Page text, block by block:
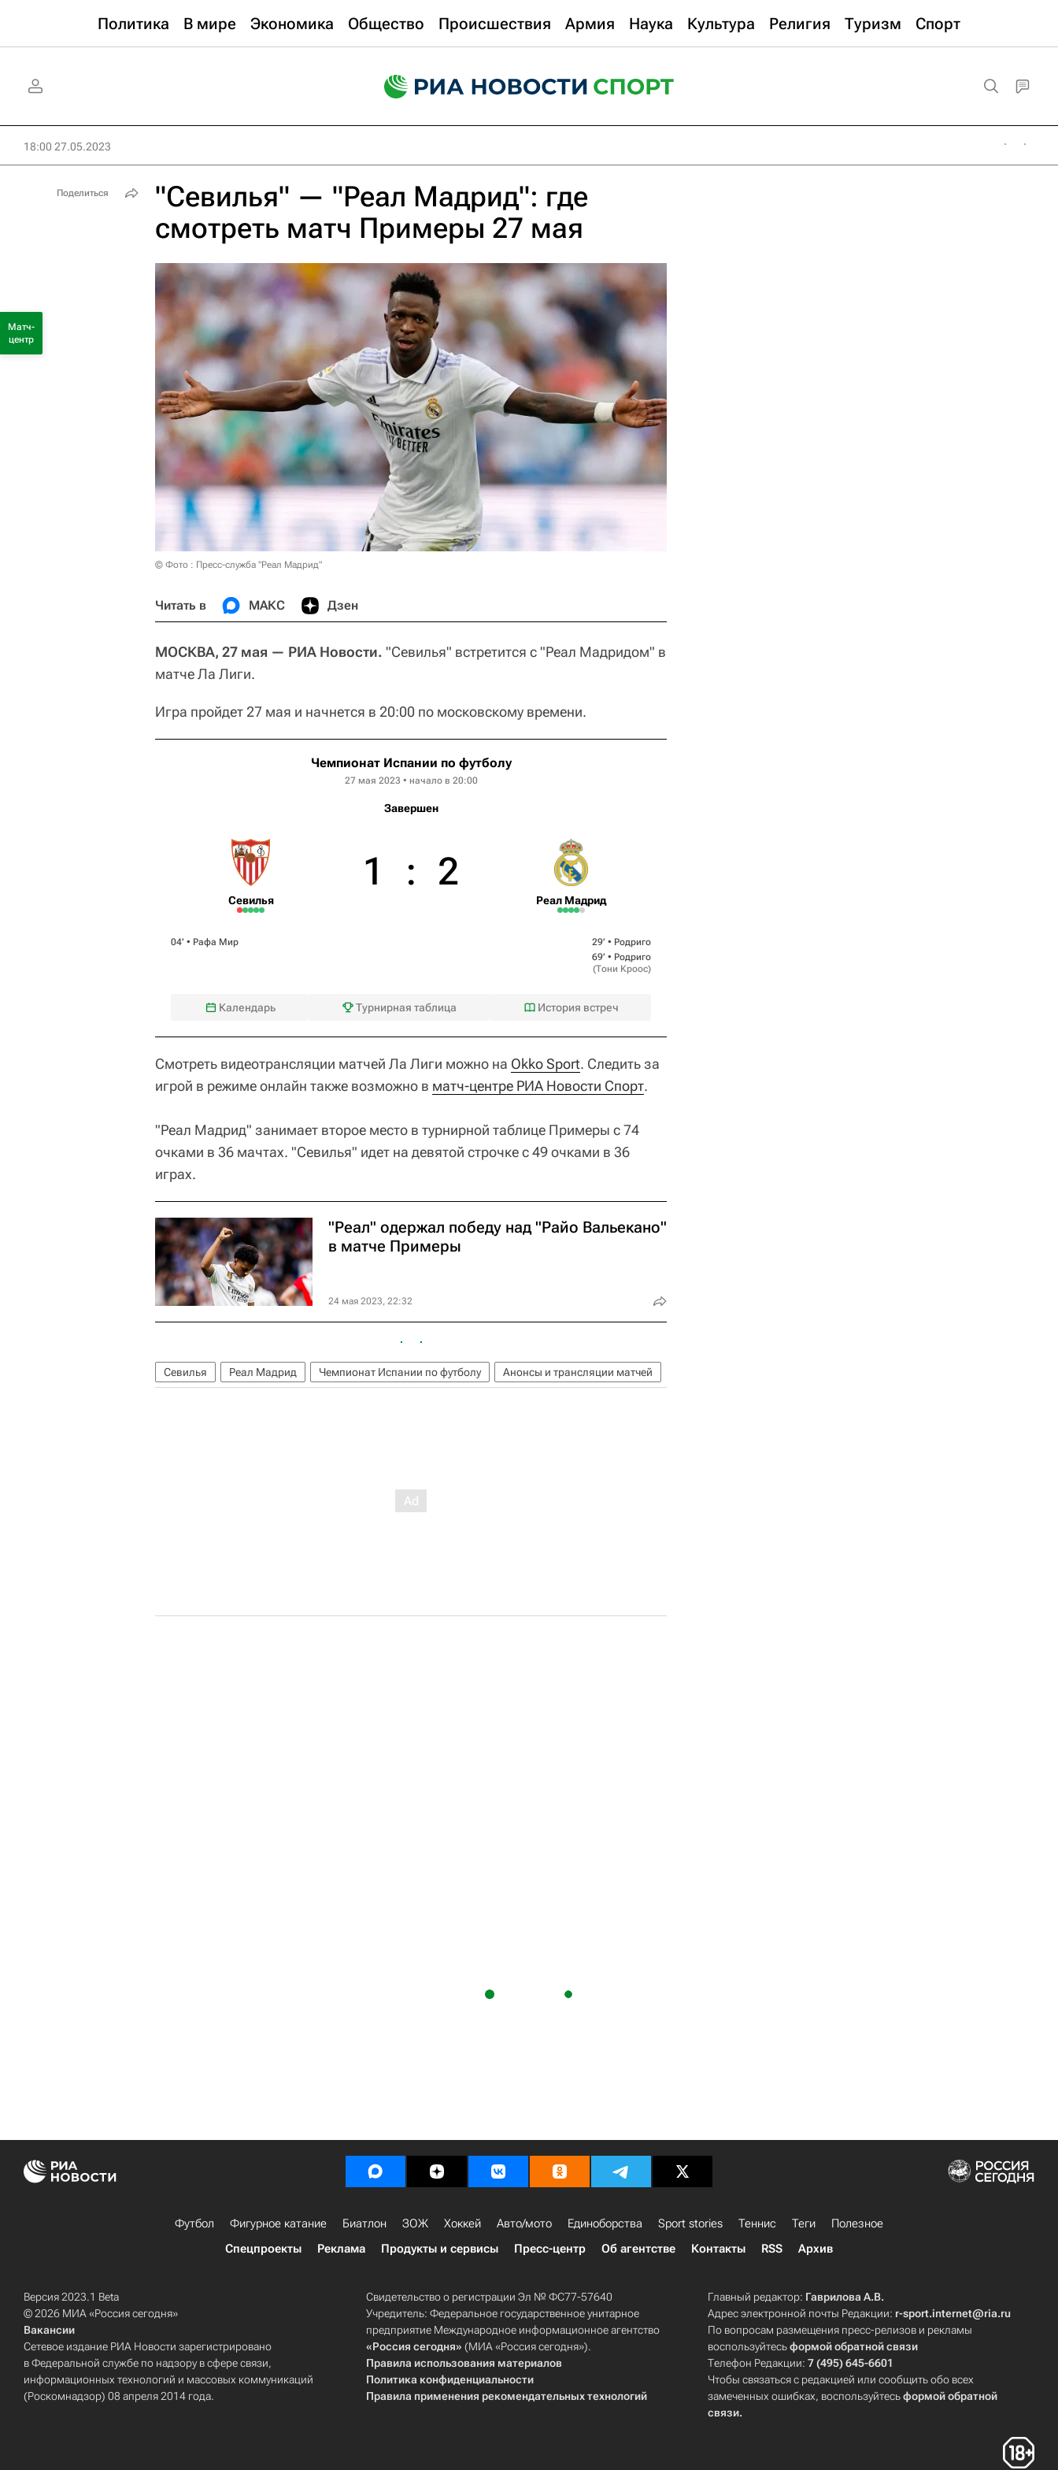
Политика В мире Экономика Общество Происшествия Армия Наука Культура Религия Туризм Спорт
18:00 27.05.2023
"Севилья" — "Реал Мадрид": где
смотреть матч Примеры 27 мая
© Фото : Пресс-служба "Реал Мадрид"
Читать в МАКС Дзен
МОСКВА, 27 мая — РИА Новости. "Севилья" встретится с "Реал Мадридом" в
матче Ла Лиги.
Игра пройдет 27 мая и начнется в 20:00 по московскому времени.
Чемпионат Испании по футболу
27 мая 2023 • начало в 20:00
Завершен
Севилья
1 : 2
Реал Мадрид
04‎’‎ • Рафа Мир 29‎’‎ • Родриго
69‎’‎ • Родриго
(Тони Кроос)
Календарь Турнирная таблица История встреч
Смотреть видеотрансляции матчей Ла Лиги можно на Okko Sport. Следить за
игрой в режиме онлайн также возможно в матч-центре РИА Новости Спорт.
"Реал Мадрид" занимает второе место в турнирной таблице Примеры с 74
очками в 36 мачтах. "Севилья" идет на девятой строчке с 49 очками в 36
играх.
"Реал" одержал победу над "Райо Вальекано"
в матче Примеры
24 мая 2023, 22:32
Севилья Реал Мадрид Чемпионат Испании по футболу Анонсы и трансляции матчей
Поделиться
Матч-
центр
Футбол Фигурное катание Биатлон ЗОЖ Хоккей Авто/мото Единоборства Sport stories Теннис Теги
Полезное
Спецпроекты
Реклама Продукты и сервисы Пресс-центр Об агентстве Контакты RSS Архив
Версия 2023.1 Beta
© 2026 МИА «Россия сегодня»
Вакансии
Сетевое издание РИА Новости зарегистрировано
в Федеральной службе по надзору в сфере связи,
информационных технологий и массовых коммуникаций
(Роскомнадзор) 08 апреля 2014 года.
Свидетельство о регистрации Эл № ФС77-57640
Учредитель: Федеральное государственное унитарное
предприятие Международное информационное агентство
«Россия сегодня» (МИА «Россия сегодня»).
Правила использования материалов
Политика конфиденциальности
Правила применения рекомендательных технологий
Главный редактор: Гаврилова А.В.
Адрес электронной почты Редакции: r-sport.internet@ria.ru
По вопросам размещения пресс-релизов и рекламы
воспользуйтесьформой обратной связи
Телефон Редакции:7 (495) 645-6601
Чтобы связаться с редакцией или сообщить обо всех
замеченных ошибках, воспользуйтесьформой обратной
связи.